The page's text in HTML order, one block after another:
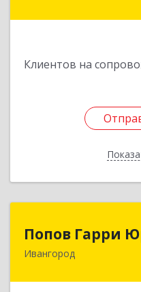
Клиентов на
Попов Гарри
Ивангород